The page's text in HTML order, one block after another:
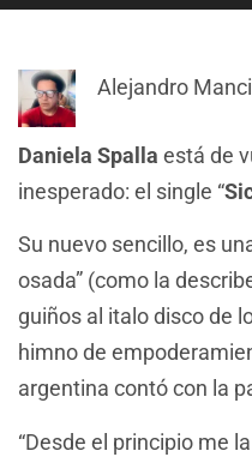
Alejandro
Daniela Spalla está de
inesperado: el single “
Su nuevo sencillo, es
osada” (como la
guiños al italo disco de
himno de
argentina contó con la
“Desde el principio me